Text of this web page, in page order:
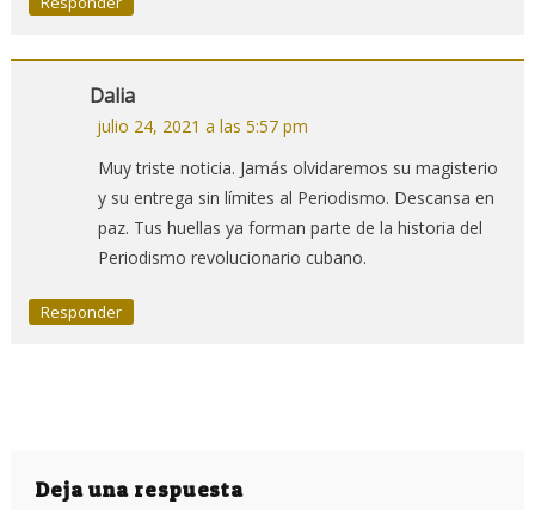
Dalia
julio 24, 2021 a las 5:57 pm
Muy triste noticia. Jamás olvidaremos su magisterio
y su entrega sin límites al Periodismo. Descansa en
paz. Tus huellas ya forman parte de la historia del
Periodismo revolucionario cubano.
Responder
Deja una respuesta